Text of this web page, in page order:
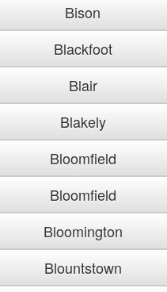
Bison
Blackfoot
Blair
Blakely
Bloomfield
Bloomfield
Bloomington
Blountstown